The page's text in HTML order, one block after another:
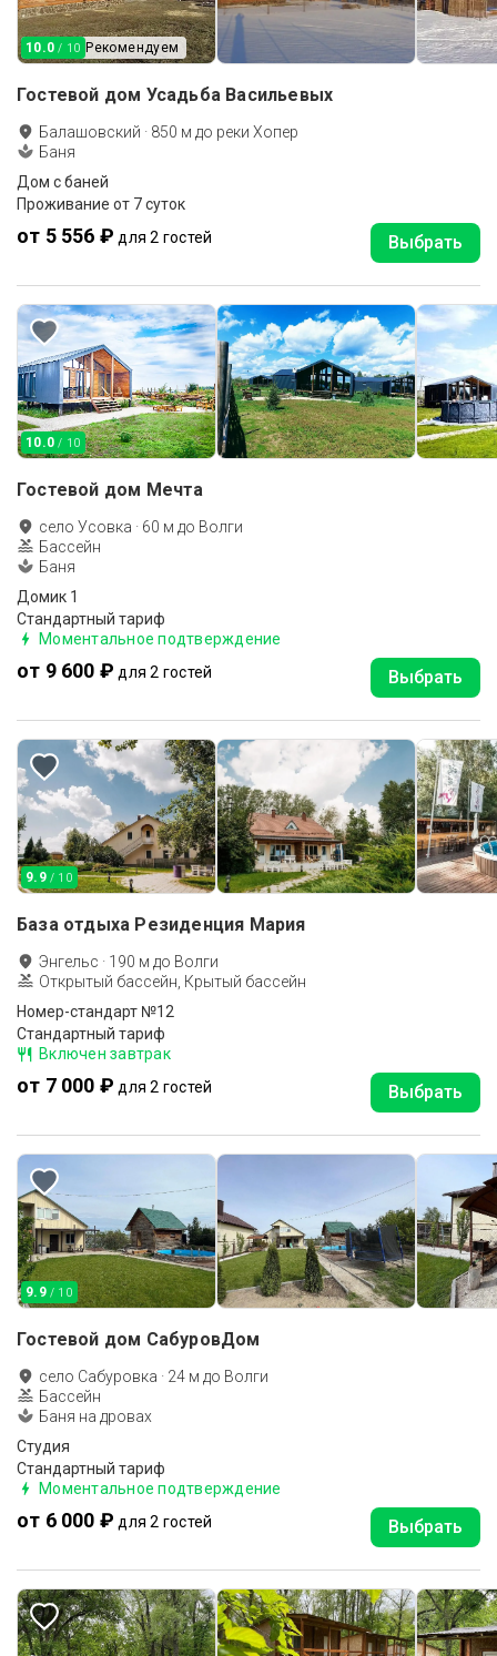
10.0 / 10 Рекомендуем
Гостевой дом Усадьба Васильевых
Балашовский · 850 м до реки Хопер
Баня
Дом с баней
Проживание от 7 суток
от 5 556 ₽ для 2 гостей Выбрать
10.0 / 10
Гостевой дом Мечта
село Усовка · 60 м до Волги
Бассейн
Баня
Домик 1
Стандартный тариф
Моментальное подтверждение
от 9 600 ₽ для 2 гостей Выбрать
9.9 / 10
База отдыха Резиденция Мария
Энгельс · 190 м до Волги
Открытый бассейн, Крытый бассейн
Номер-стандарт №12
Стандартный тариф
Включен завтрак
от 7 000 ₽ для 2 гостей Выбрать
9.9 / 10
Гостевой дом СабуровДом
село Сабуровка · 24 м до Волги
Бассейн
Баня на дровах
Студия
Стандартный тариф
Моментальное подтверждение
от 6 000 ₽ для 2 гостей Выбрать